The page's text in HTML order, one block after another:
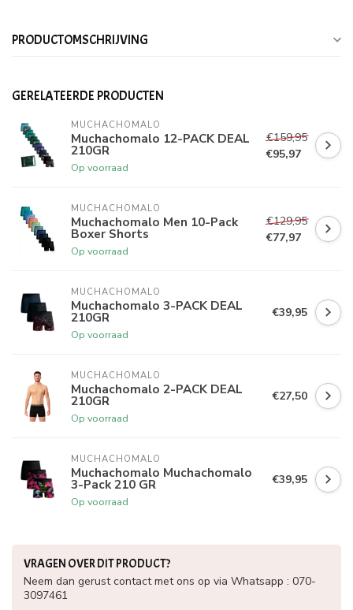
PRODUCTOMSCHRIJVING
GERELATEERDE PRODUCTEN
MUCHACHOMALO
Muchachomalo 12-PACK DEAL
210GR
Op voorraad
€159,95
€95,97
MUCHACHOMALO
Muchachomalo Men 10-Pack
Boxer Shorts
Op voorraad
€129,95
€77,97
MUCHACHOMALO
Muchachomalo 3-PACK DEAL
210GR
Op voorraad
€39,95
MUCHACHOMALO
Muchachomalo 2-PACK DEAL
210GR
Op voorraad
€27,50
MUCHACHOMALO
Muchachomalo Muchachomalo
3-Pack 210 GR
Op voorraad
€39,95
VRAGEN OVER DIT PRODUCT?
Neem dan gerust contact met ons op via Whatsapp : 070-
3097461